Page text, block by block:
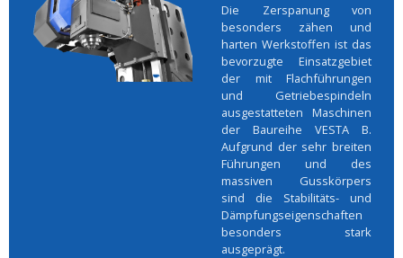
Die Zerspanung von
besonders zähen und
harten Werkstoffen ist das
bevorzugte Einsatzgebiet
der mit Flachführungen
und Getriebespindeln
ausgestatteten Maschinen
der Baureihe VESTA B.
Aufgrund der sehr breiten
Führungen und des
massiven Gusskörpers
sind die Stabilitäts- und
Dämpfungseigenschaften
besonders stark
ausgeprägt.